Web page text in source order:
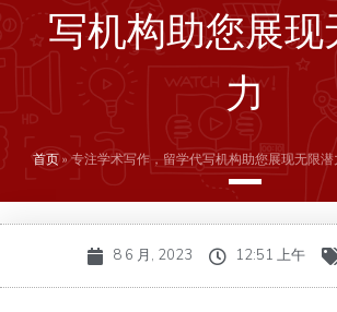
写机构助您展现
力
首页» 专注学术写作，留学代写机构助您展现无限潜
8 6 月, 2023 12:51 上午